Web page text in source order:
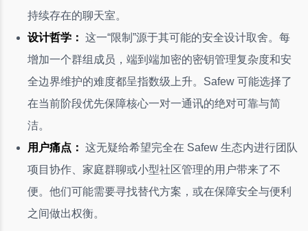
持续存在的聊天室。
设计哲学： 这一“限制”源于其可能的安全设计取舍。每
增加一个群组成员，端到端加密的密钥管理复杂度和安
全边界维护的难度都呈指数级上升。Safew 可能选择了
在当前阶段优先保障核心一对一通讯的绝对可靠与简
洁。
用户痛点： 这无疑给希望完全在 Safew 生态内进行团队
项目协作、家庭群聊或小型社区管理的用户带来了不
便。他们可能需要寻找替代方案，或在保障安全与便利
之间做出权衡。